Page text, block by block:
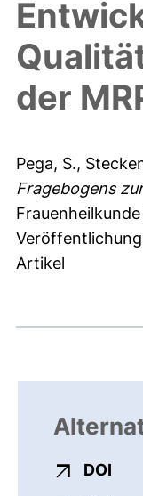
der
Pega, S.,
Fragebogens
Artikel
DOI